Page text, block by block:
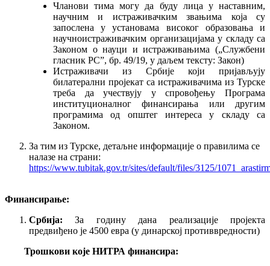
Чланови тима могу да буду лица у наставним,
научним и истраживачким звањима која су
запослена у установама високог образовања и
научноистраживачким организацијама у складу са
Законом о науци и истраживањима („Службени
гласник РС”, бр. 49/19, у даљем тексту: Закон)
Истраживачи из Србије који пријављују
билатерални пројекат са истраживачима из Турске
треба да учествују у спровођењу Програма
институционалног финансирања или другим
програмима од општег интереса у складу са
Законом.
За тим из Турске, детаљне информације о правилима се
налазе на страни:
https://www.tubitak.gov.tr/sites/default/files/3125/
Финансирање:
Србија:За годину дана реализације пројекта
предвиђено је 4500 евра (у динарској противвредности)
Трошкови које НИТРА финансира: